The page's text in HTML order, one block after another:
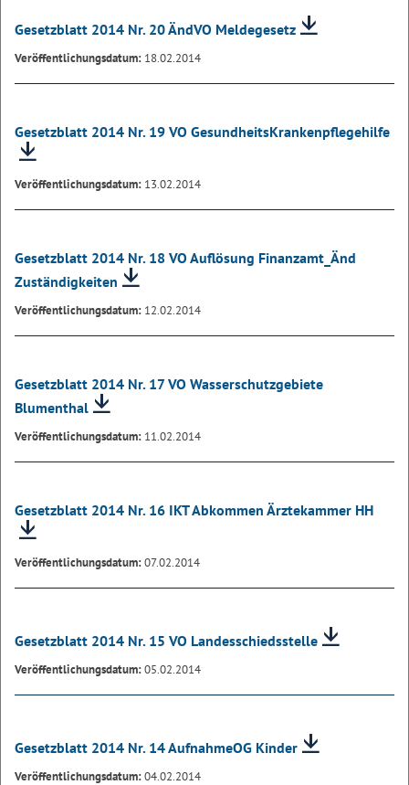
Gesetzblatt 2014 Nr. 20 ÄndVO Meldegesetz
Veröffentlichungsdatum: 18.02.2014
Gesetzblatt 2014 Nr. 19 VO GesundheitsKrankenpflegehilfe
Veröffentlichungsdatum: 13.02.2014
Gesetzblatt 2014 Nr. 18 VO Auflösung Finanzamt_Änd
Zuständigkeiten
Veröffentlichungsdatum: 12.02.2014
Gesetzblatt 2014 Nr. 17 VO Wasserschutzgebiete
Blumenthal
Veröffentlichungsdatum: 11.02.2014
Gesetzblatt 2014 Nr. 16 IKT Abkommen Ärztekammer HH
Veröffentlichungsdatum:07.02.2014
Gesetzblatt 2014 Nr. 15 VO Landesschiedsstelle
Veröffentlichungsdatum:05.02.2014
Gesetzblatt 2014 Nr. 14 AufnahmeOG Kinder
Veröffentlichungsdatum:04.02.2014